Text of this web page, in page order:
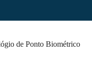
de Ponto Biométrico